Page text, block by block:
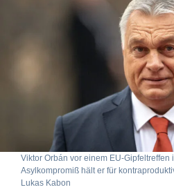
Viktor Orbán vor einem EU-Gipfeltreffen
Asylkompromiß hält er für
Lukas Kabon